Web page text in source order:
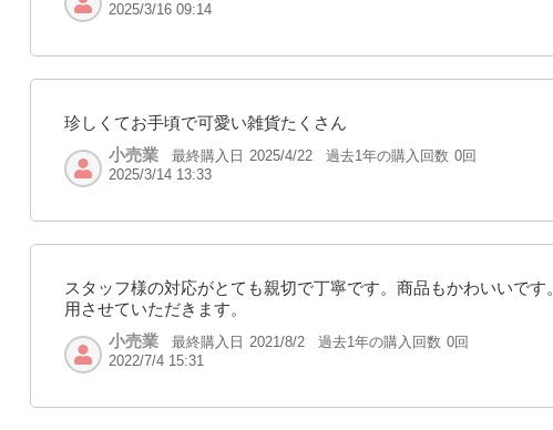
2025/3/16 09:14
珍しくてお手頃で可愛い雑貨たくさん
小売業
最終購入日 2025/4/22 過去1年の購入回数 0回
2025/3/14 13:33
スタッフ様の対応がとても親切で丁寧です。商品もかわいいで
用させていただきます。
小売業
最終購入日 2021/8/2 過去1年の購入回数 0回
2022/7/4 15:31